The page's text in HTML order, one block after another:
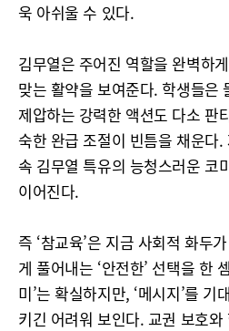
욱 아쉬울 수 있다.
김무열은 주어진 역할을 완벽하
맞는 활약을 보여준다. 학생들은
제압하는 강력한 액션도 다소 판
숙한 완급 조절이 빈틈을 채운다
속 김무열 특유의 능청스러운 코
이어진다.
즉 ‘참교육’은 지금 사회적 화두
게 풀어내는 ‘안전한’ 선택을 한
미’는 확실하지만, ‘메시지’를
키긴 어려워 보인다. 교권 보호